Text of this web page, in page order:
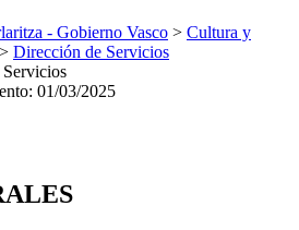
- Gobierno Vasco > Cultura y
> Dirección de Servicios
: 01/03/2025